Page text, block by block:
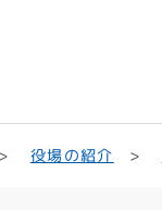
役場の紹介